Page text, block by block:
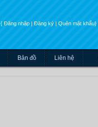
{ Đăng nhập | Đăng ký | Quên mật khẩu}
Bản đồ Liên hệ